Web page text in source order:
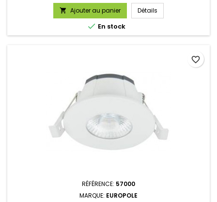
 Ajouter au panier Détails
 En stock
RÉFÉRENCE: 57000
MARQUE: EUROPOLE
favorite_border